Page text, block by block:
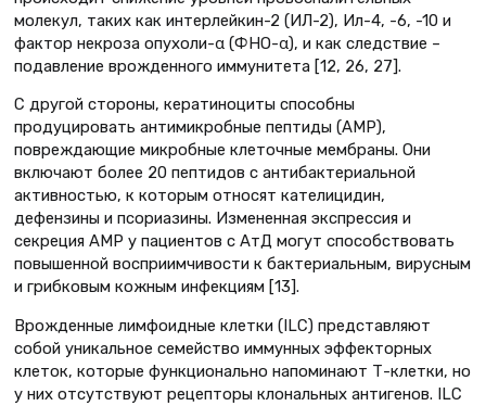
молекул, таких как интерлейкин-2 (ИЛ-2), Ил-4, -6, -10 и
фактор некроза опухоли-α (ФНО-α), и как следствие –
подавление врожденного иммунитета [12, 26, 27].
С другой стороны, кератиноциты способны
продуцировать антимикробные пептиды (AMP),
повреждающие микробные клеточные мембраны. Они
включают более 20 пептидов с антибактериальной
активностью, к которым относят кателицидин,
дефензины и псориазины. Измененная экспрессия и
секреция AMP у пациентов с АтД могут способствовать
повышенной восприимчивости к бактериальным, вирусным
и грибковым кожным инфекциям [13].
Врожденные лимфоидные клетки (ILC) представляют
собой уникальное семейство иммунных эффекторных
клеток, которые функционально напоминают Т-клетки, но
у них отсутствуют рецепторы клональных антигенов. ILC